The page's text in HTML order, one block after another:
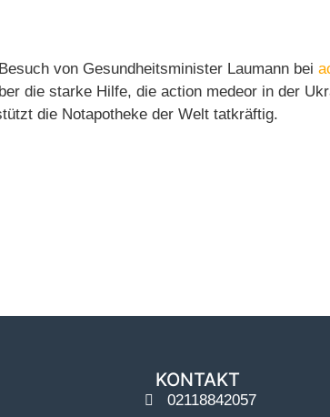
von Gesundheitsminister Laumann bei
die starke Hilfe, die action medeor in der
die Notapotheke der Welt tatkräftig.
KONTAKT
02118842057